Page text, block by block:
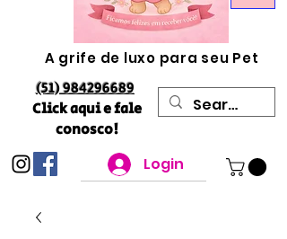
A grife de luxo para seu Pet
(51) 984296689
Click aqui e fale
conosco!
Login